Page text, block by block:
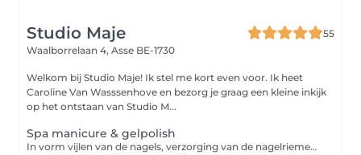
Studio Maje
55
Waalborrelaan 4, Asse BE-1730
Welkom bij Studio Maje! Ik stel me kort even voor. Ik heet
Caroline Van Wasssenhove en bezorg je graag een kleine inkijk
op het ontstaan van Studio M...
Spa manicure & gelpolish
In vorm vijlen van de nagels, verzorging van de nagelriemen, hydraterend masker, massage & gelpolish.